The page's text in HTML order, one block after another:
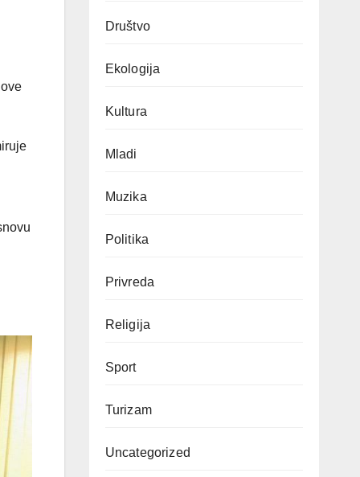
Društvo
Ekologija
Kultura
Mladi
Muzika
Politika
Privreda
Religija
Sport
Turizam
Uncategorized